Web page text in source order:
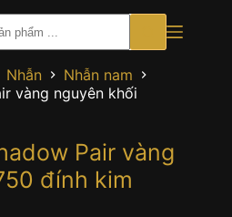
Nhẫn
Nhẫn nam
vàng nguyên khối
Pair vàng
đính kim